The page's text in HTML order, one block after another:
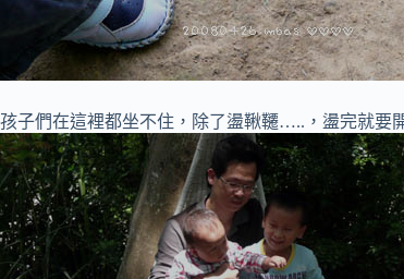
孩子們在這裡都坐不住，除了盪鞦韆…..，盪完就要